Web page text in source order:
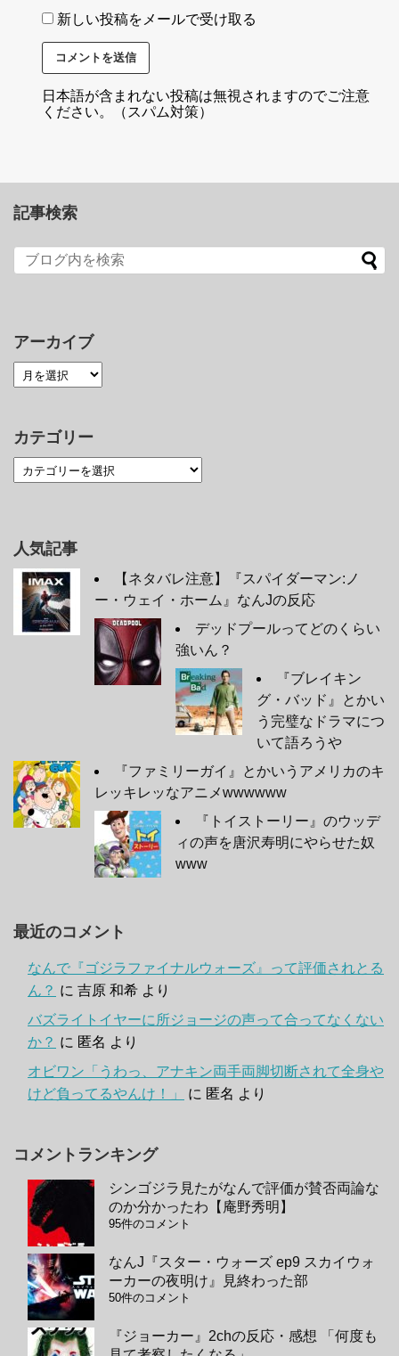
新しい投稿をメールで受け取る
日本語が含まれない投稿は無視されますのでご注意
ください。（スパム対策）
記事検索
アーカイブ
カテゴリー
人気記事
【ネタバレ注意】『スパイダーマン:ノ
ー・ウェイ・ホーム』なんJの反応
デッドプールってどのくらい
強いん？
『ブレイキン
グ・バッド』とかい
う完璧なドラマにつ
いて語ろうや
『ファミリーガイ』とかいうアメリカのキ
レッキレッなアニメwwwwww
『トイストーリー』のウッデ
ィの声を唐沢寿明にやらせた奴
www
最近のコメント
なんで『ゴジラファイナルウォーズ』って評価されとる
ん？ に 吉原 和希 より
バズライトイヤーに所ジョージの声って合ってなくない
か？ に 匿名 より
オビワン「うわっ、アナキン両手両脚切断されて全身や
けど負ってるやんけ！」
に 匿名 より
コメントランキング
シンゴジラ見たがなんで評価が賛否両論な
のか分かったわ【庵野秀明】
95件のコメント
なんJ『スター・ウォーズ ep9 スカイウォ
ーカーの夜明け』見終わった部
50件のコメント
『ジョーカー』2chの反応・感想 「何度も